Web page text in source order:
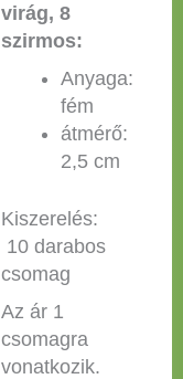
virág, 8
szirmos:
Anyaga:
fém
átmérő:
2,5 cm
Kiszerelés:
10 darabos
csomag
Az ár 1
csomagra
vonatkozik.